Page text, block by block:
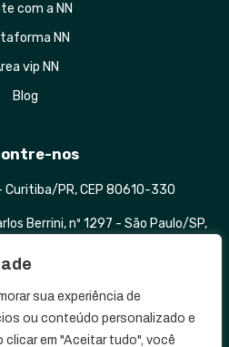
sua experiência de
ou conteúdo personalizado e
em "Aceitar tudo", você
com a NN
NN
vip NN
Blog
nos
Curitiba/PR, CEP 80610-330
Berrini, nº 1297 - São Paulo/SP,